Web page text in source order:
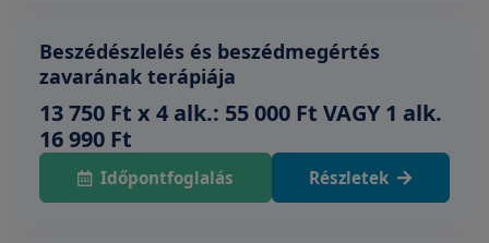
Beszédészlelés és beszédmegértés
zavarának terápiája
13 750 Ft x 4 alk.: 55 000 Ft VAGY 1 alk.
16 990 Ft
Időpontfoglalás Részletek